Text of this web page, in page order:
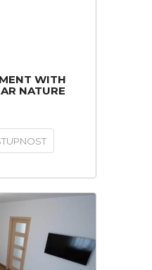
WITH
NATURE